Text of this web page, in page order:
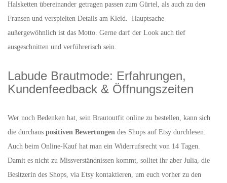
Halsketten übereinander getragen passen zum Gürtel, als auch zu den
Fransen und verspielten Details am Kleid. Hauptsache
außergewöhnlich ist das Motto. Gerne darf der Look auch tief
ausgeschnitten und verführerisch sein.
Labude Brautmode: Erfahrungen,
Kundenfeedback & Öffnungszeiten
Wer noch Bedenken hat, sein Brautoutfit online zu bestellen, kann sich
die durchaus positiven Bewertungen des Shops auf Etsy durchlesen.
Auch beim Online-Kauf hat man ein Widerrufsrecht von 14 Tagen.
Damit es nicht zu Missverständnissen kommt, solltet ihr aber Julia, die
Besitzerin des Shops, via Etsy kontaktieren, um euch vorher zu den